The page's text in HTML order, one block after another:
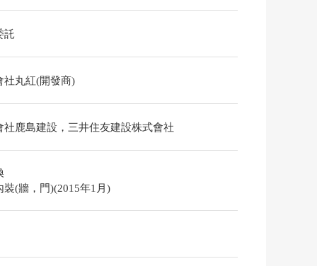
託
社丸紅(開發商)
社鹿島建設，三井住友建設株式會社
裝(牆，門)(2015年1月)